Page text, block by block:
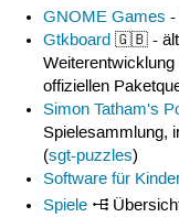
GNOME Games -
Gtkboard 🇬🇧 -
offiziellen
Simon Tatham's
Spielesammlung,
(sgt-puzzles)
Software für
Spiele